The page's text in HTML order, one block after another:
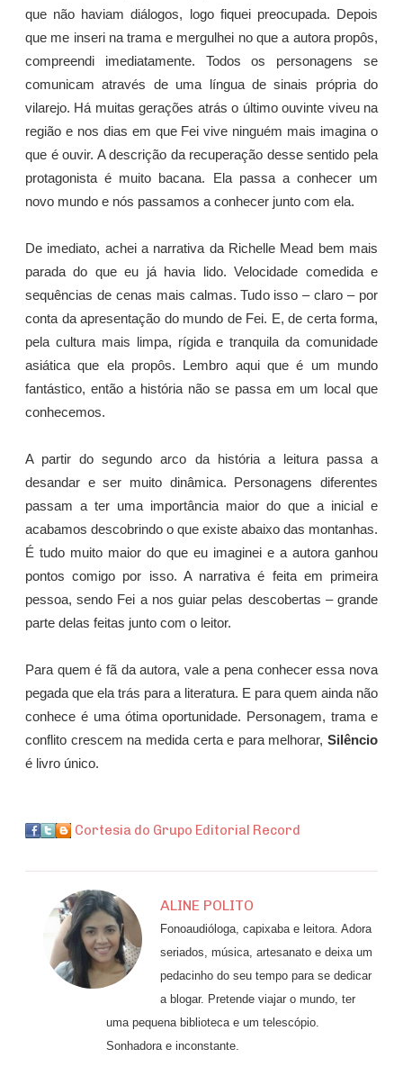
que não haviam diálogos, logo fiquei preocupada. Depois
que me inseri na trama e mergulhei no que a autora propôs,
compreendi imediatamente. Todos os personagens se
comunicam através de uma língua de sinais própria do
vilarejo. Há muitas gerações atrás o último ouvinte viveu na
região e nos dias em que Fei vive ninguém mais imagina o
que é ouvir. A descrição da recuperação desse sentido pela
protagonista é muito bacana. Ela passa a conhecer um
novo mundo e nós passamos a conhecer junto com ela.
De imediato, achei a narrativa da Richelle Mead bem mais
parada do que eu já havia lido. Velocidade comedida e
sequências de cenas mais calmas. Tudo isso – claro – por
conta da apresentação do mundo de Fei. E, de certa forma,
pela cultura mais limpa, rígida e tranquila da comunidade
asiática que ela propôs. Lembro aqui que é um mundo
fantástico, então a história não se passa em um local que
conhecemos.
A partir do segundo arco da história a leitura passa a
desandar e ser muito dinâmica. Personagens diferentes
passam a ter uma importância maior do que a inicial e
acabamos descobrindo o que existe abaixo das montanhas.
É tudo muito maior do que eu imaginei e a autora ganhou
pontos comigo por isso. A narrativa é feita em primeira
pessoa, sendo Fei a nos guiar pelas descobertas – grande
parte delas feitas junto com o leitor.
Para quem é fã da autora, vale a pena conhecer essa nova
pegada que ela trás para a literatura. E para quem ainda não
conhece é uma ótima oportunidade. Personagem, trama e
conflito crescem na medida certa e para melhorar, Silêncio
é livro único.
Cortesia do Grupo Editorial Record
ALINE POLITO
Fonoaudióloga, capixaba e leitora. Adora
seriados, música, artesanato e deixa um
pedacinho do seu tempo para se dedicar
a blogar. Pretende viajar o mundo, ter
uma pequena biblioteca e um telescópio.
Sonhadora e inconstante.